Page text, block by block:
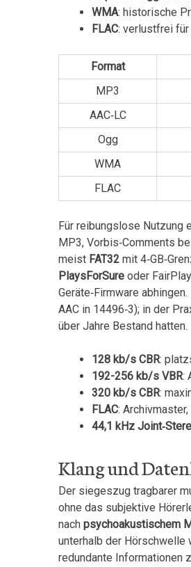
WMA:⁤ historische
FLAC: verlustfrei für
Format
MP3
AAC‑LC
Ogg
WMA
FLAC
Für reibungslose Nutzung
MP3, Vorbis‑Comments
meist⁤ FAT32 ‍mit
PlaysForSure oder
Geräte‑Firmware
AAC in 14496‑3); in⁣ der
über Jahre Bestand hatten.
128 ⁣kb/s CBR:
192-256 kb/s⁣ VBR:
320‌ kb/s ‌CBR:
FLAC:
44,1 kHz
Klang und
Der siegeszug tragbarer
ohne das subjektive
‌nach⁢ psychoakustischem
unterhalb der Hörschwelle⁣
redundante ⁤Informationen